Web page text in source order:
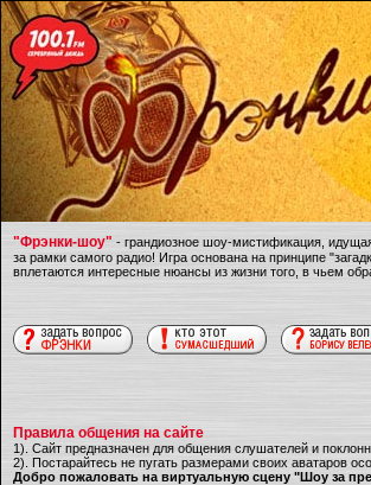
"Фрэнки-шоу" - грандиозное шоу-мистификация,
за рамки самого радио! Игра основана на принципе
вплетаются интересные нюансы из жизни того, в чьем
Правила общения на сайте
1). Сайт предназначен для общения слушателей и
2). Постарайтесь не пугать размерами своих аватаров
Добро пожаловать на виртуальную сцену "Шоу за